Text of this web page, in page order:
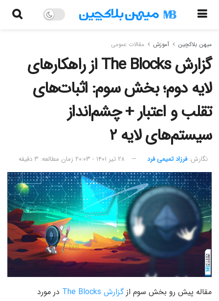
میهن بلاکچین آموزش مقالات عمومی
گزارش The Blocks از راهکارهای
لایه دوم‌؛ بخش سوم‌: اثبات‌های
تقلب و اعتبار + چشم‌انداز
سیستم‌های لایه ۲
نگارش:‌ فرزاد تمیمی فرد ۲۸ تیر ۱۴۰۱ - ۲۰:۰۳ زمان مطالعه: ۳ دقیقه
مقاله پیش رو بخش سوم ازگزارش The Blocks
در مورد